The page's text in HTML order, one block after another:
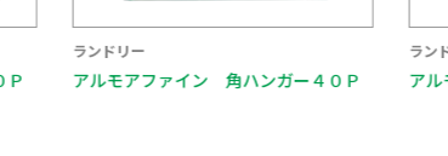
ランドリー
アルモアファイン 角ハンガー４０Ｐ
ラン
ア